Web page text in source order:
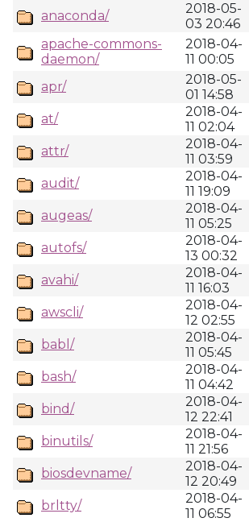
anaconda/
2018-05-
03 20:46
apache-commons-
daemon/
2018-04-
11 00:05
apr/
2018-05-
01 14:58
at/
2018-04-
11 02:04
attr/
2018-04-
11 03:59
audit/
2018-04-
11 19:09
augeas/
2018-04-
11 05:25
autofs/
2018-04-
13 00:32
avahi/
2018-04-
11 16:03
awscli/
2018-04-
12 02:55
babl/
2018-04-
11 05:45
bash/
2018-04-
11 04:42
bind/
2018-04-
12 22:41
binutils/
2018-04-
11 21:56
biosdevname/
2018-04-
12 20:49
brltty/
2018-04-
11 06:55